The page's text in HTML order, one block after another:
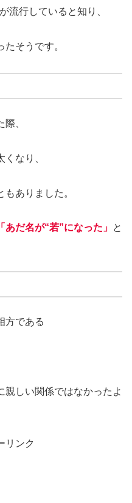
が流行していると知り、
そうです。
、
なり、
もありました。
「あだ名が“若”になった」 と
方である
親しい関係ではなかったよ
リンク